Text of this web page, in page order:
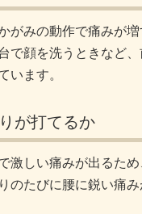
がみの動作で痛みが
で顔を洗うときなど
います。
が打てるか
激しい痛みが出るた
のたびに腰に鋭い痛